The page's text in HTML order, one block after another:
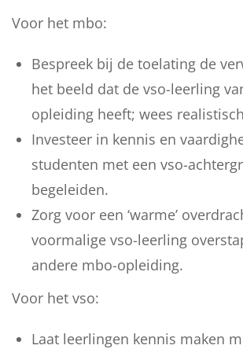
Voor het mbo:
Bespreek bij de toelating de
het beeld dat de vso-leerling
opleiding heeft; wees
Investeer in kennis en
studenten met een vso-
begeleiden.
Zorg voor een ‘warme’
voormalige vso-leerling
andere mbo-opleiding.
Voor het vso:
Laat leerlingen kennis maken